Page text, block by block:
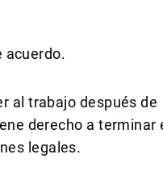
acuerdo.
al trabajo después de
derecho a terminar
legales.